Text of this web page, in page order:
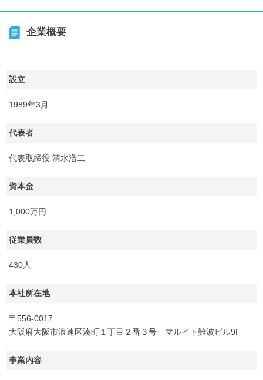
企業概要
設立
1989年3月
代表者
代表取締役 清水浩二
資本金
1,000万円
従業員数
430人
本社所在地
〒556-0017
大阪府大阪市浪速区湊町１丁目２番３号 マルイト難波ビル9F
事業内容